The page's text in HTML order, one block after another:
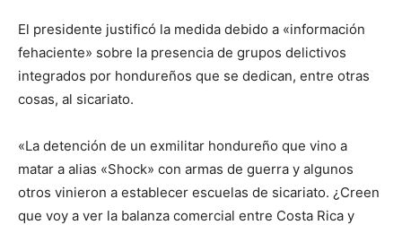
El presidente justificó la medida debido a «información
fehaciente» sobre la presencia de grupos delictivos
integrados por hondureños que se dedican, entre otras
cosas, al sicariato.
«La detención de un exmilitar hondureño que vino a
matar a alias «Shock» con armas de guerra y algunos
otros vinieron a establecer escuelas de sicariato. ¿Creen
que voy a ver la balanza comercial entre Costa Rica y